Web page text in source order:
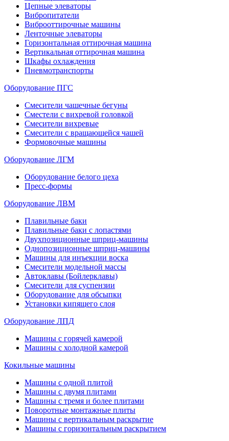
Цепные элеваторы
Вибропитатели
Виброоттирочные машины
Ленточные элеваторы
Горизонтальная оттирочная машина
Вертикальная оттирочная машина
Шкафы охлаждения
Пневмотранспорты
Оборудование ПГС
Смесители чашечные бегуны
Сместели с вихревой головкой
Смесители вихревые
Смесители с вращающейся чашей
Формовочные машины
Оборудование ЛГМ
Оборудование белого цеха
Пресс-формы
Оборудование ЛВМ
Плавильные баки
Плавильные баки с лопастями
Двухпозиционные шприц-машины
Однопозиционные шприц-машины
Машины для инъекции воска
Смесители модельной массы
Автоклавы (Бойлерклавы)
Смесители для суспензии
Оборудование для обсыпки
Установки кипящего слоя
Оборудование ЛПД
Машины с горячей камерой
Машины с холодной камерой
Кокильные машины
Машины с одной плитой
Машины с двумя плитами
Машины с тремя и более плитами
Поворотные монтажные плиты
Машины с вертикальным раскрытие
Машины с горизонтальным раскрытием